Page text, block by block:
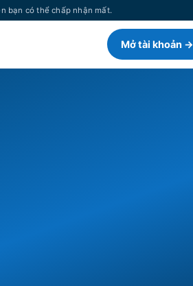
bạn có thể chấp nhận mất.
Mở tài khoản →